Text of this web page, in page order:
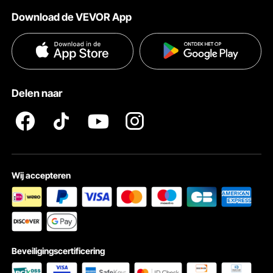
Hulp en veelgestelde vragen
Voorwaarden van de dienst
Privacybeleid
Download de VEVOR App
Delen naar
Wij accepteren
Beveiligingscertificering